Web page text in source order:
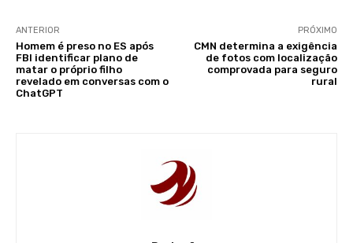
ANTERIOR
Homem é preso no ES após
FBI identificar plano de
matar o próprio filho
revelado em conversas com o
ChatGPT
PRÓXIMO
CMN determina a exigência
de fotos com localização
comprovada para seguro
rural